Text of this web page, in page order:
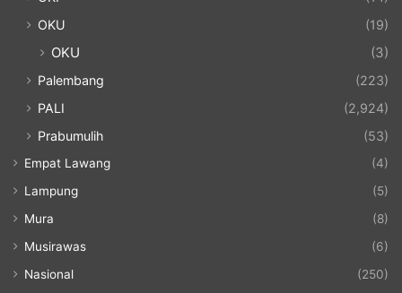
OKU
(19)
OKU (3)
Palembang
(223)
PALI
(2,924)
Prabumulih
(53)
Empat Lawang
(4)
Lampung
(5)
Mura
(8)
Musirawas
(6)
Nasional
(250)